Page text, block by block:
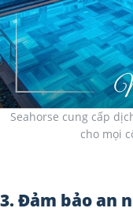
Seahorse cung cấp
cho mọi
3. Đảm bảo an